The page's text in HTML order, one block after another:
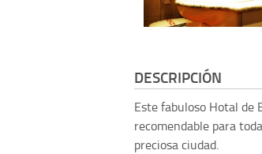
DESCRIPCIÓN
Este fabuloso Hotal de
recomendable para
preciosa ciudad.